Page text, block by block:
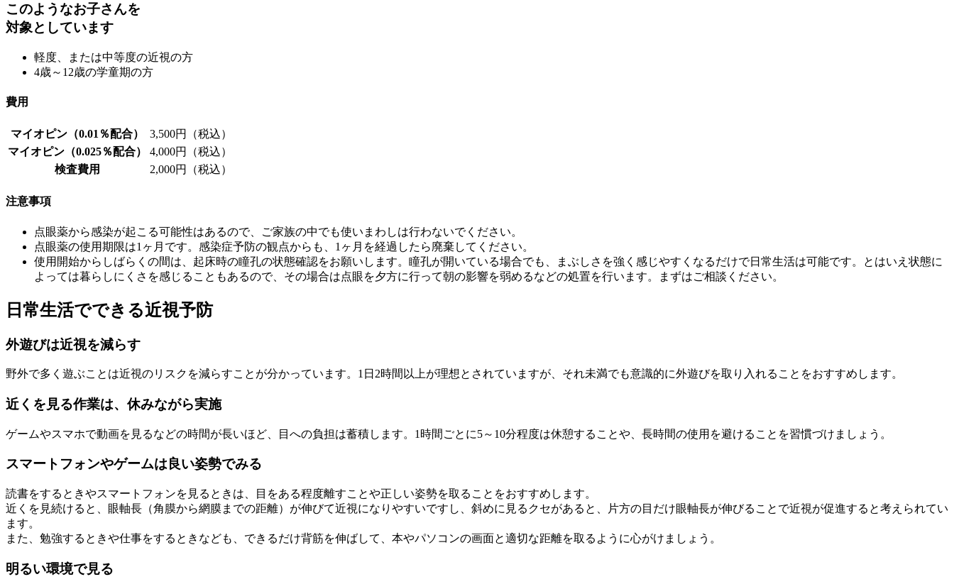
このようなお子さんを
対象としています
軽度、または中等度の近視の方
4歳～12歳の学童期の方
費用
マイオピン（0.01％配合）
3,500円（税込）
マイオピン（0.025％配合）
4,000円（税込）
検査費用
2,000円（税込）
注意事項
点眼薬から感染が起こる可能性はあるので、ご家族の中でも使いまわしは行わないでください。
点眼薬の使用期限は1ヶ月です。感染症予防の観点からも、1ヶ月を経過したら廃棄してください。
使用開始からしばらくの間は、起床時の瞳孔の状態確認をお願いします。瞳孔が開いている場合でも、まぶしさを強く感じやすくなるだけで日常生活は可能です。とはいえ状態に
よっては暮らしにくさを感じることもあるので、その場合は点眼を夕方に行って朝の影響を弱めるなどの処置を行います。まずはご相談ください。
日常生活でできる近視予防
外遊びは近視を減らす
野外で多く遊ぶことは近視のリスクを減らすことが分かっています。1日2時間以上が理想とされていますが、それ未満でも意識的に外遊びを取り入れることをおすすめします。
近くを見る作業は、休みながら実施
ゲームやスマホで動画を見るなどの時間が長いほど、目への負担は蓄積します。1時間ごとに5～10分程度は休憩することや、長時間の使用を避けることを習慣づけましょう。
スマートフォンやゲームは良い姿勢でみる
読書をするときやスマートフォンを見るときは、目をある程度離すことや正しい姿勢を取ることをおすすめします。
近くを見続けると、眼軸長（角膜から網膜までの距離）が伸びて近視になりやすいですし、斜めに見るクセがあると、片方の目だけ眼軸長が伸びることで近視が促進すると考えられてい
ます。
また、勉強するときや仕事をするときなども、できるだけ背筋を伸ばして、本やパソコンの画面と適切な距離を取るように心がけましょう。
明るい環境で見る